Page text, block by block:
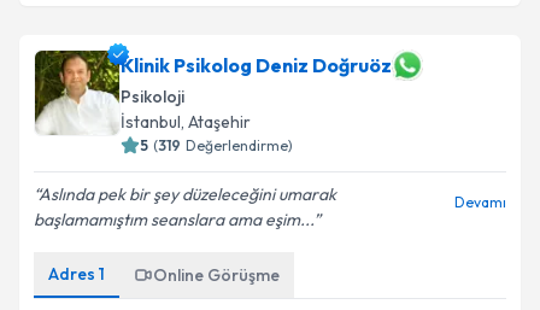
Klinik Psikolog Deniz Doğruöz
Psikoloji
İstanbul, Ataşehir
5 (319 Değerlendirme)
Aslında pek bir şey düzeleceğini umarak
başlamamıştım seanslara ama eşim...
Devamı
Adres 1 Online Görüşme